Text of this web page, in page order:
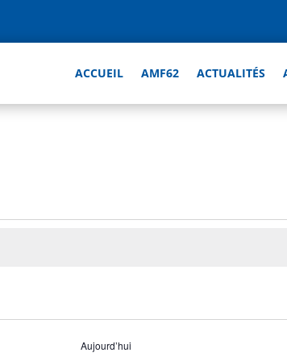
ACCUEIL AMF62 ACTUALITÉS
Aujourd’hui